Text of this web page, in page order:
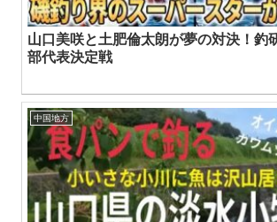
山口美咲と土肥倫太朗が夢の対決！釣
部代表決定戦
中国地方